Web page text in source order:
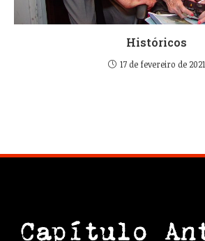
Históricos
17 de fevereiro de 2021